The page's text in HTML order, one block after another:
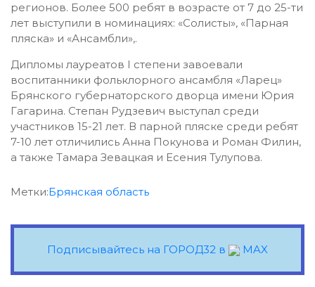
регионов. Более 500 ребят в возрасте от 7 до 25-ти
лет выступили в номинациях: «Солисты», «Парная
пляска» и «Ансамбли»,.
Дипломы лауреатов I степени завоевали
воспитанники фольклорного ансамбля «Ларец»
Брянского губернаторского дворца имени Юрия
Гагарина. Степан Рудзевич выступал среди
участников 15-21 лет. В парной пляске среди ребят
7-10 лет отличились Анна Покунова и Роман Филин,
а также Тамара Зевацкая и Есения Тулупова.
Метки:Брянская область
Подписывайтесь на ГОРОД32 в MAX